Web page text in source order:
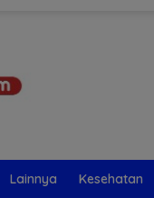
Lainnya Kesehatan